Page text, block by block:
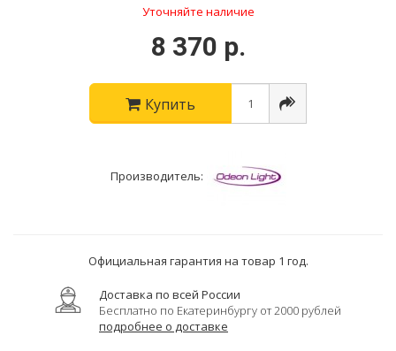
Уточняйте наличие
8 370 р.
Купить
Производитель:
Официальная гарантия на товар 1 год.
Доставка по всей России
Бесплатно по Екатеринбургу от 2000 рублей
подробнее о доставке